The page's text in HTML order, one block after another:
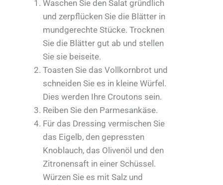
Waschen Sie den Salat gründlich
und zerpflücken Sie die Blätter in
mundgerechte Stücke. Trocknen
Sie die Blätter gut ab und stellen
Sie sie beiseite.
Toasten Sie das Vollkornbrot und
schneiden Sie es in kleine Würfel.
Dies werden Ihre Croutons sein.
Reiben Sie den Parmesankäse.
Für das Dressing vermischen Sie
das Eigelb, den gepressten
Knoblauch, das Olivenöl und den
Zitronensaft in einer Schüssel.
Würzen Sie es mit Salz und